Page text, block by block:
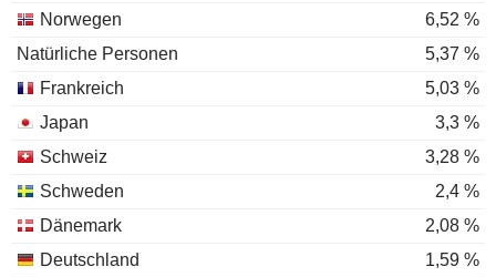
Norwegen
6,52 %
Natürliche Personen
5,37 %
Frankreich
5,03 %
Japan
3,3 %
Schweiz
3,28 %
Schweden
2,4 %
Dänemark
2,08 %
Deutschland
1,59 %